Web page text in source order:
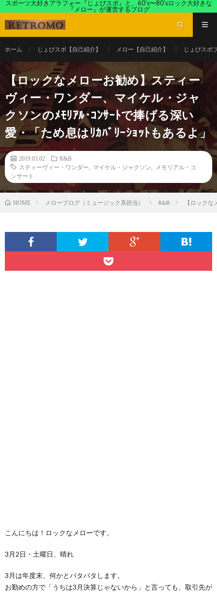
スポーツ大好きアラフォー『じょびスポ』と、60’s〜80’sロック大好きな
『メロー』が運営するブログ
ホーム じょびスポ【自己紹介】 メロー【自己紹介】 じょびスポ
【ロックなメローお勧め】スティー
ヴィー・ワンダー、マイケル・ジャ
クソンのﾒﾓﾘｱﾙ･ｺﾝｻｰﾄで捧げる深い
愛・「ため息はﾘｶﾊﾞﾘｰｼｮｯﾄもあるよ」
2019.03.02
R&B
スティーヴィー・ワンダー
マイケル・ジャクソン
メモリアル・コ
ンサート
HOME メローブログ（ミュージック系担当） R&B 【ロック
こんにちは！ロックなメローです。
3月2日・土曜日、晴れ
3月は年度末、何かとバタバタします。
お勤めの方で「うちは3月決算じゃないから」と言っても、取引先が